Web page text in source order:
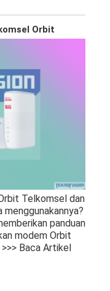
Orbit
Telkomsel dan
menggunakannya?
panduan
modem Orbit
>>> Baca Artikel